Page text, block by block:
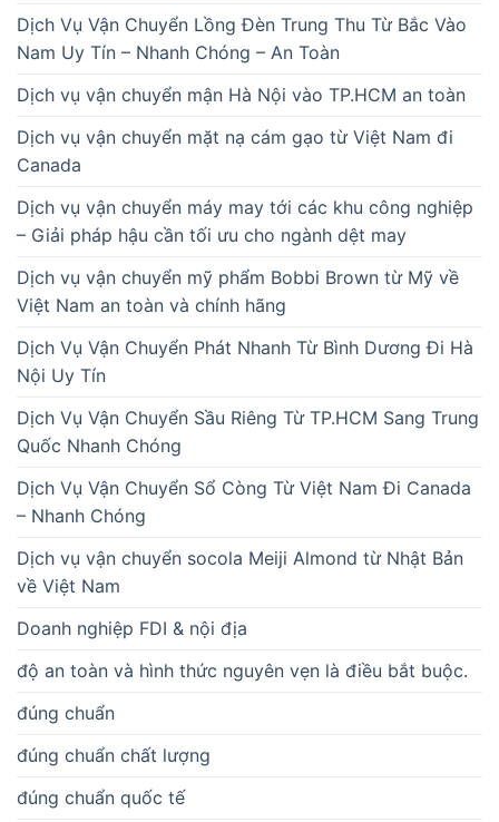
Dịch Vụ Vận Chuyển Lồng Đèn Trung Thu Từ Bắc Vào
Nam Uy Tín – Nhanh Chóng – An Toàn
Dịch vụ vận chuyển mận Hà Nội vào TP.HCM an toàn
Dịch vụ vận chuyển mặt nạ cám gạo từ Việt Nam đi
Canada
Dịch vụ vận chuyển máy may tới các khu công nghiệp
– Giải pháp hậu cần tối ưu cho ngành dệt may
Dịch vụ vận chuyển mỹ phẩm Bobbi Brown từ Mỹ về
Việt Nam an toàn và chính hãng
Dịch Vụ Vận Chuyển Phát Nhanh Từ Bình Dương Đi Hà
Nội Uy Tín
Dịch Vụ Vận Chuyển Sầu Riêng Từ TP.HCM Sang Trung
Quốc Nhanh Chóng
Dịch Vụ Vận Chuyển Sổ Còng Từ Việt Nam Đi Canada
– Nhanh Chóng
Dịch vụ vận chuyển socola Meiji Almond từ Nhật Bản
về Việt Nam
Doanh nghiệp FDI & nội địa
độ an toàn và hình thức nguyên vẹn là điều bắt buộc.
đúng chuẩn
đúng chuẩn chất lượng
đúng chuẩn quốc tế